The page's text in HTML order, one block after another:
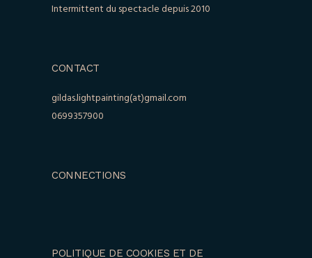
Intermittent du spectacle depuis 2010
CONTACT
gildas.lightpainting(at)gmail.com
0699357900
CONNECTIONS
POLITIQUE DE COOKIES ET DE